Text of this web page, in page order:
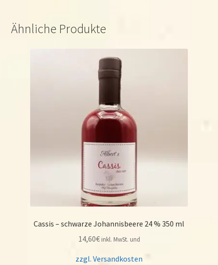
Ähnliche Produkte
Cassis – schwarze Johannisbeere 24 % 350 ml
14,60€ inkl. MwSt. und
zzgl. Versandkosten